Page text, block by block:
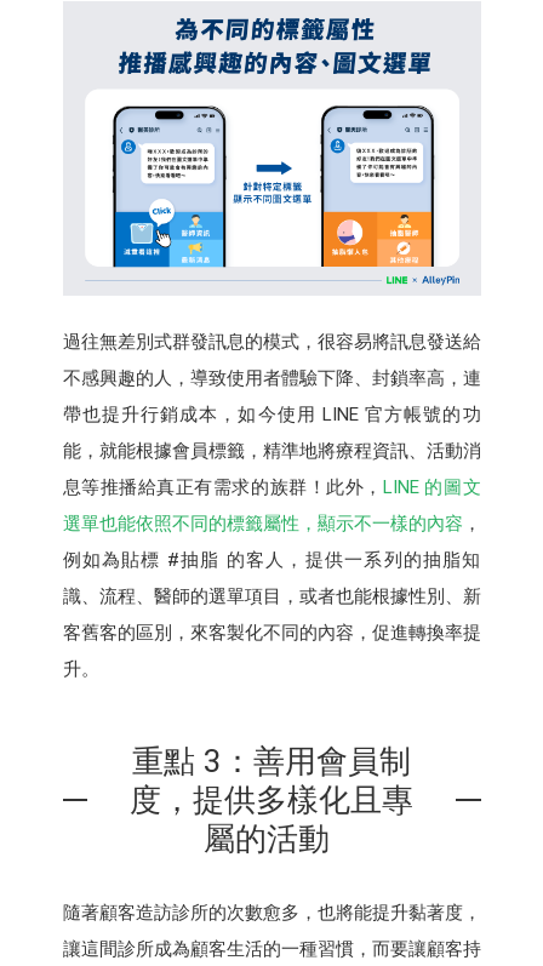
過往無差別式群發訊息的模式，很容易將訊息發送給
不感興趣的人，導致使用者體驗下降、封鎖率高，連
帶也提升行銷成本，如今使用 LINE 官方帳號的功
能，就能根據會員標籤，精準地將療程資訊、活動消
息等推播給真正有需求的族群！此外， LINE 的圖文
選單也能依照不同的標籤屬性，顯示不一樣的內容 ，
例如為貼標 #抽脂 的客人，提供一系列的抽脂知
識、流程、醫師的選單項目，或者也能根據性別、新
客舊客的區別，來客製化不同的內容，促進轉換率提
升。
重點 3：善用會員制
度，提供多樣化且專
屬的活動
隨著顧客造訪診所的次數愈多，也將能提升黏著度，
讓這間診所成為顧客生活的一種習慣，而要讓顧客持